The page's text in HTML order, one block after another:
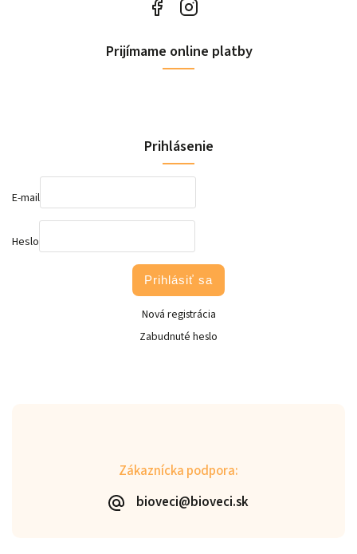
Zákaznícka podpora:
bioveci@bioveci.sk
Prijímame online platby
Prihlásenie
E-mail
Heslo
Prihlásiť sa
Nová registrácia
Zabudnuté heslo